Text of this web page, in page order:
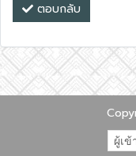
ตอบกลับ
ผู้เ